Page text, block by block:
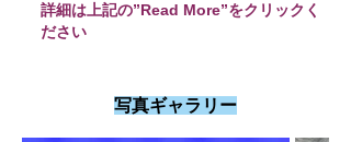
詳細は上記の”Read More”をクリックく
ださい
写真ギャラリー